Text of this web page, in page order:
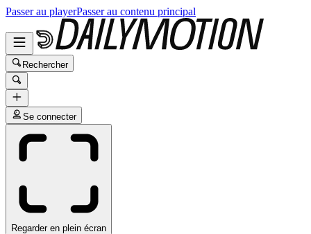
Passer au playerPasser au contenu principal
Rechercher
Se connecter
Regarder en plein écran